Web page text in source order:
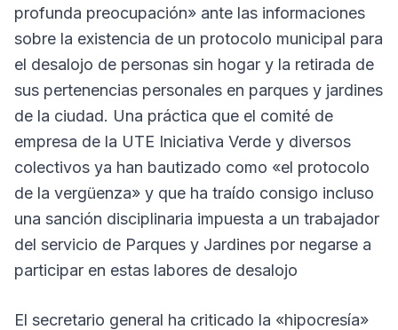
profunda preocupación» ante las informaciones
sobre la existencia de un protocolo municipal para
el desalojo de personas sin hogar y la retirada de
sus pertenencias personales en parques y jardines
de la ciudad. Una práctica que el comité de
empresa de la UTE Iniciativa Verde y diversos
colectivos ya han bautizado como «el protocolo
de la vergüenza» y que ha traído consigo incluso
una sanción disciplinaria impuesta a un trabajador
del servicio de Parques y Jardines por negarse a
participar en estas labores de desalojo
El secretario general ha criticado la «hipocresía»